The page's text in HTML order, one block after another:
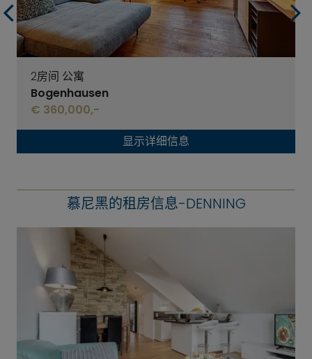
2房间 公寓
Bogenhausen
€ 360,000,-
显示详细信息
慕尼黑的租房信息-DENNING